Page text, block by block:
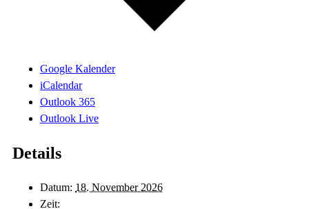
Google Kalender
iCalendar
Outlook 365
Outlook Live
Details
Datum: 18. November 2026
Zeit: